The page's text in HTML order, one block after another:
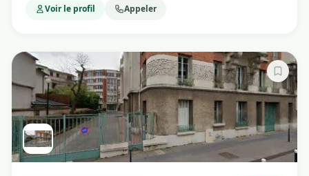
Voir le profil Appeler